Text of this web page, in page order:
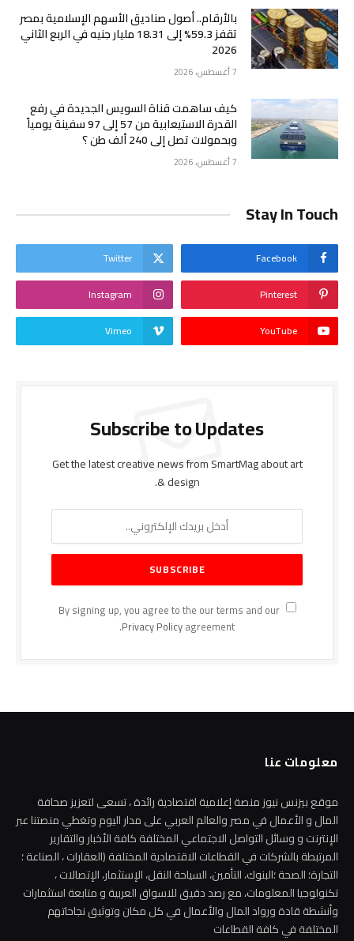
بالأرقام.. أصول صناديق الأسهم الإسلامية بمصر
تقفز 59.3% إلى 18.31 مليار جنيه في الربع الثاني
2026
7 أغسطس، 2026
كيف ساهمت قناة السويس الجديدة في رفع
القدرة الاستيعابية من 57 إلى 97 سفينة يومياً
وبحمولات تصل إلى 240 ألف طن ؟
7 أغسطس، 2026
Stay In Touch
Facebook
Twitter
Pinterest
Instagram
YouTube
Vimeo
Subscribe to Updates
Get the latest creative news from SmartMag about art
& design.
By signing up, you agree to the our terms and our
Privacy Policyagreement.
معلومات عنا
موقع بيزنس نيوز منصة إعلامية اقتصادية رائدة ، تسعى لتعزيز صحافة
المال و الأعمال في مصر والعالم العربي على مدار اليوم وتغطي منصتنا عبر
الإنترنت و وسائل التواصل الاجتماعي المختلفة كافة الأخبار والتقارير
المرتبطة بالشركات في القطاعات الاقتصادية المختلفة (العقارات ، الصناعة ؛
التجارة؛ الصحة ؛البنوك، التأمين، السياحة النقل، الإستثمار، الإتصالات ،
تكنولوجيا المعلومات، مع رصد دقيق للاسواق العربية و متابعة استثمارات
وأنشطة قادة ورواد المال والأعمال في كل مكان وتوثيق نجاحاتهم
المختلفة في كافة القطاعات